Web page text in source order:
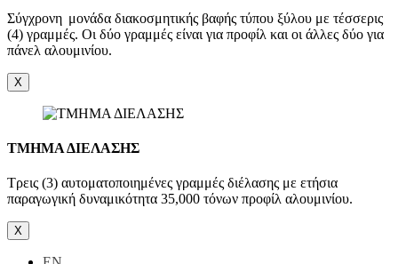
Σύγχρονη μονάδα διακοσμητικής βαφής τύπου ξύλου με τέσσερις
(4) γραμμές. Οι δύο γραμμές είναι για προφίλ και οι άλλες δύο για
πάνελ αλουμινίου.
X
ΤΜΗΜΑ ΔΙΕΛΑΣΗΣ
Τρεις (3) αυτοματοποιημένες γραμμές διέλασης με ετήσια
παραγωγική δυναμικότητα 35,000 τόνων προφίλ αλουμινίου.
X